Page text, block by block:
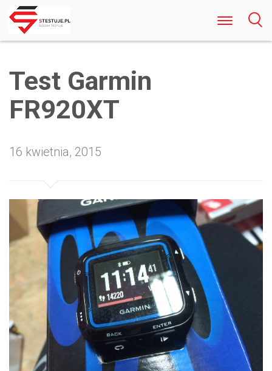
Online w Polsce Rozrywka Bez Ryzyka i
Rejestracji
Test Garmin
FR920XT
16 kwietnia, 2015